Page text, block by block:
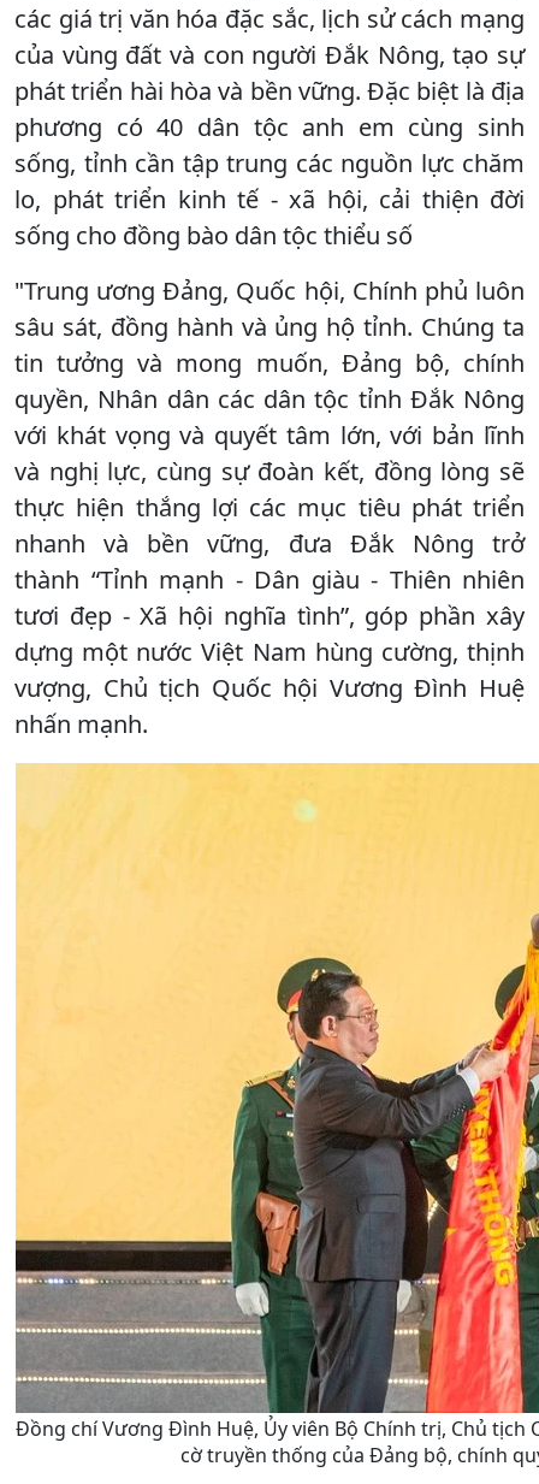
các giá trị văn hóa đặc sắc, lịch sử cách mạng
của vùng đất và con người Đắk Nông, tạo sự
phát triển hài hòa và bền vững. Đặc biệt là địa
phương có 40 dân tộc anh em cùng sinh
sống, tỉnh cần tập trung các nguồn lực chăm
lo, phát triển kinh tế - xã hội, cải thiện đời
sống cho đồng bào dân tộc thiểu số
"Trung ương Đảng, Quốc hội, Chính phủ luôn
sâu sát, đồng hành và ủng hộ tỉnh. Chúng ta
tin tưởng và mong muốn, Đảng bộ, chính
quyền, Nhân dân các dân tộc tỉnh Đắk Nông
với khát vọng và quyết tâm lớn, với bản lĩnh
và nghị lực, cùng sự đoàn kết, đồng lòng sẽ
thực hiện thắng lợi các mục tiêu phát triển
nhanh và bền vững, đưa Đắk Nông trở
thành “Tỉnh mạnh - Dân giàu - Thiên nhiên
tươi đẹp - Xã hội nghĩa tình”, góp phần xây
dựng một nước Việt Nam hùng cường, thịnh
vượng, Chủ tịch Quốc hội Vương Đình Huệ
nhấn mạnh.
Đồng chí Vương Đình Huệ, Ủy viên Bộ Chính trị, Chủ
cờ truyền thống của Đảng bộ, chính